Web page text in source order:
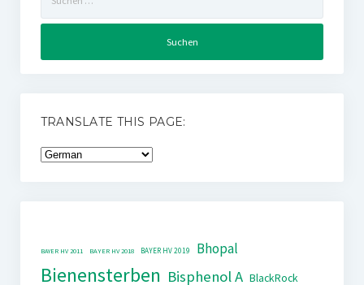
nach:
TRANSLATE THIS PAGE:
BAYER HV 2011 BAYER HV 2018 BAYER HV 2019 Bhopal
Bienensterben Bisphenol A BlackRock